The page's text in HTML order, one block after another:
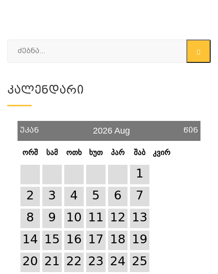
Კალენდარი
უკან 2026 Aug წინ
ორშ სამ ოთხ ხუთ პარ შაბ კვირ
1
2
3 4 5 6
7
8
9 10 11 12 13
14 15 16 17 18 19
20 21 22 23 24 25